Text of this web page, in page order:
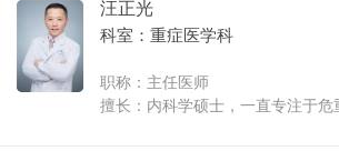
科医院、北大人民医院进修。在黄
性生殖整复术。2013年获得首届"
汪正光
科室：重症医学科
职称：主任医师
擅长：内科学硕士，一直专注于危